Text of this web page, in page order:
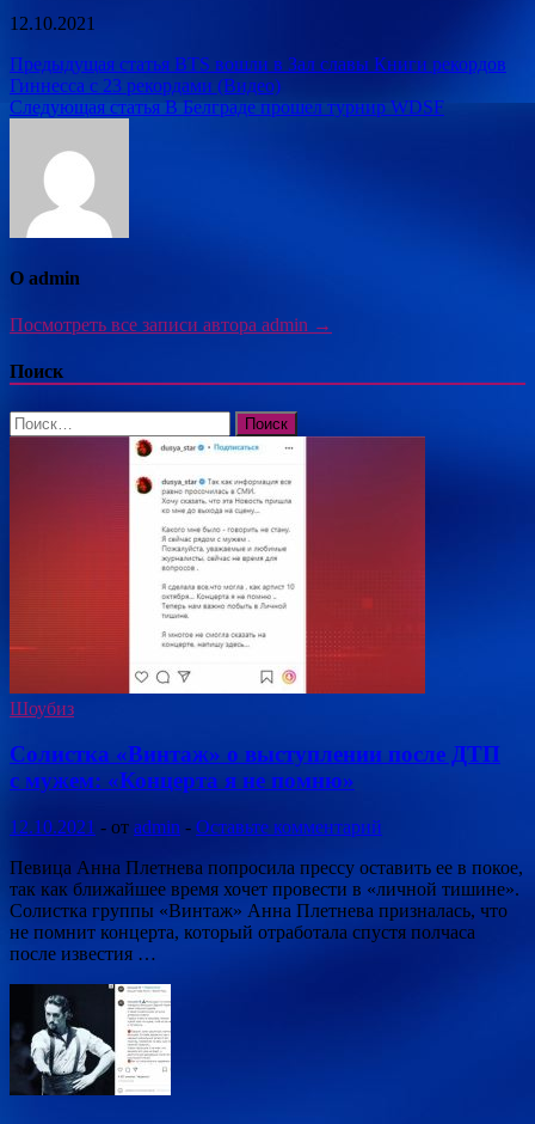
12.10.2021
Навигация
по
Предыдущая статья BTS вошли в Зал славы Книги рекордов
Гиннесса с 23 рекордами (Видео)
Следующая статья В Белграде прошел турнир WDSF
О admin
Посмотреть все записи автора admin →
Поиск
Найти:
Шоубиз
Солистка «Винтаж» о выступлении после ДТП
с мужем: «Концерта я не помню»
12.10.2021 - от admin - Оставьте комментарий
Певица Анна Плетнева попросила прессу оставить ее в покое,
так как ближайшее время хочет провести в «личной тишине».
Солистка группы «Винтаж» Анна Плетнева призналась, что
не помнит концерта, который отработала спустя полчаса
после известия …